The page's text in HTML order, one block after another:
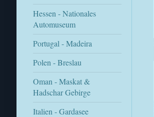
Hessen - Nationales
Automuseum
Portugal - Madeira
Polen - Breslau
Oman - Maskat &
Hadschar Gebirge
Italien - Gardasee